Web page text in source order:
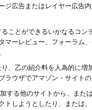
ジ広告またはレイヤー広告
ことができるいかなるコ
マーレビュー、フォーラム
、乙の紹介料を人為的に
ラウザでアマゾン・サイト
する他のサイトから、ま
トしようとしたり、または